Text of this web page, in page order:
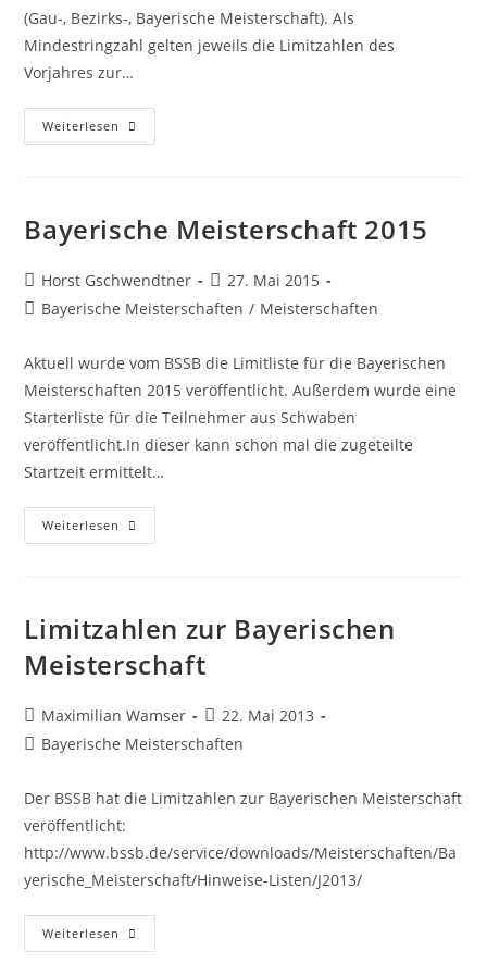
(Gau-, Bezirks-, Bayerische Meisterschaft). Als
Mindestringzahl gelten jeweils die Limitzahlen des
Vorjahres zur…
Weiterlesen BSSB
–
Bayerische Meisterschaft 2015
Beitrags-
Autor:
Horst Gschwendtner
Beitrag
veröffentlicht:
27. Mai 2015
Beitrags-
Bayerische Meisterschaften / Meisterschaften
Aktuell wurde vom BSSB die Limitliste für die Bayerischen
Meisterschaften 2015 veröffentlicht. Außerdem wurde eine
Starterliste für die Teilnehmer aus Schwaben
veröffentlicht.In dieser kann schon mal die zugeteilte
Startzeit ermittelt…
Weiterlesen Bayerische
Meisterschaft
Limitzahlen zur Bayerischen
Meisterschaft
Beitrags-
Autor:
Maximilian Wamser
Beitrag
veröffentlicht:
22. Mai 2013
Beitrags-
Bayerische Meisterschaften
Der BSSB hat die Limitzahlen zur Bayerischen Meisterschaft
veröffentlicht:
http://www.bssb.de/service/downloads/Meisterschaften/Ba
yerische_Meisterschaft/Hinweise-Listen/J2013/
Weiterlesen Limitzahlen
Zur